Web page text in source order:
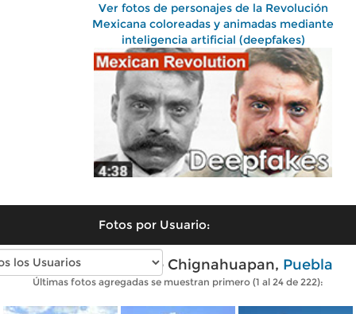
Ver fotos de personajes de la Revolución
Mexicana coloreadas y animadas mediante
inteligencia artificial (deepfakes)
Fotos por Usuario:
Fotos modernas de Chignahuapan, Puebla
Últimas fotos agregadas se muestran primero (1 al 24 de 222):